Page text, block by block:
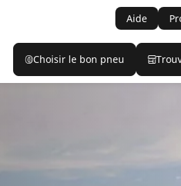
Aide
Choisir le bon pneu